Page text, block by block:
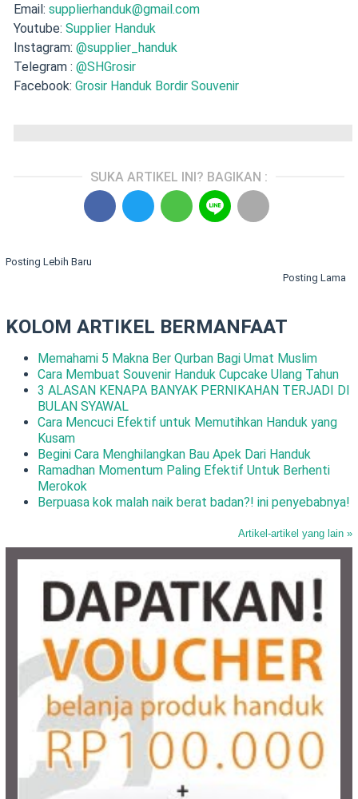
Email: supplierhanduk@gmail.com
Youtube: Supplier Handuk
Instagram: @supplier_handuk
Telegram : @SHGrosir
Facebook: Grosir Handuk Bordir Souvenir
SUKA ARTIKEL INI? BAGIKAN :
Posting Lebih Baru
Posting Lama
KOLOM ARTIKEL BERMANFAAT
Memahami 5 Makna Ber Qurban Bagi Umat Muslim
Cara Membuat Souvenir Handuk Cupcake Ulang Tahun
3 ALASAN KENAPA BANYAK PERNIKAHAN TERJADI DI
BULAN SYAWAL
Cara Mencuci Efektif untuk Memutihkan Handuk yang
Kusam
Begini Cara Menghilangkan Bau Apek Dari Handuk
Ramadhan Momentum Paling Efektif Untuk Berhenti
Merokok
Berpuasa kok malah naik berat badan?! ini penyebabnya!
Artikel-artikel yang lain »